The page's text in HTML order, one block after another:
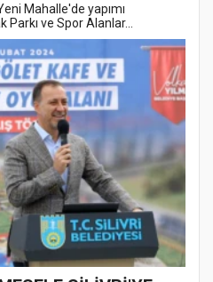
Mahalle'de yapımı
ve Spor Alanlar...